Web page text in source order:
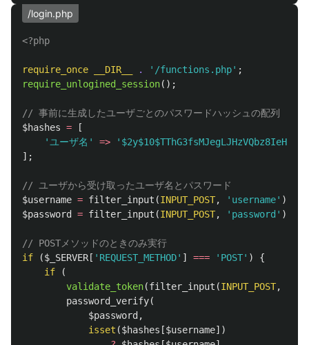
/login.php
<?php
require_once __DIR__ . '/functions.php' ;
require_unlogined_session();
// 事前に生成したユーザごとのパスワードハッシュの配列
$hashes =
[
'ユーザ名'
=>
];
// ユーザから受け取ったユーザ名とパスワード
$username = filter_input (INPUT_POST, 'username' );
$password
= filter_input (INPUT_POST, 'password' );
// POSTメソッドのときのみ実行
if
($_SERVER [ 'REQUEST_METHOD' ] === 'POST' )
{
if
(
validate_token(filter_input (INPUT_POST,
password_verify(
$password ,
isset ($hashes [$username])